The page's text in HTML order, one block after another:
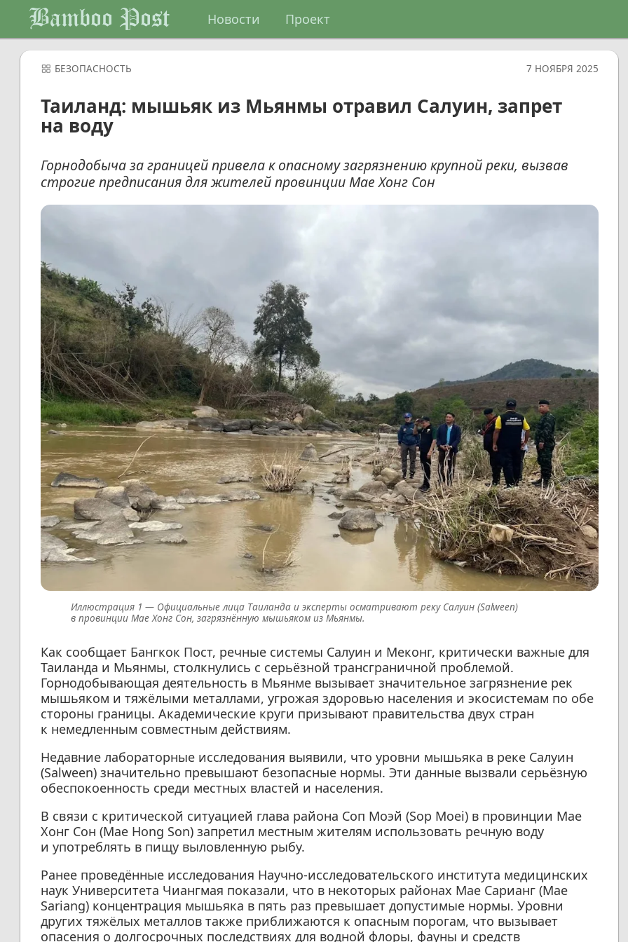
Bamboo Post Новости Проект
БЕЗОПАСНОСТЬ 7 НОЯБРЯ 2025
Таиланд: мышьяк из Мьянмы отравил Салуин, запрет
на воду
Горнодобыча за границей привела к опасному загрязнению крупной реки, вызвав
строгие предписания для жителей провинции Мае Хонг Сон
Официальные лица Таиланда и эксперты осматривают реку Салуин (Salween)
в провинции Мае Хонг Сон, загрязнённую мышьяком из Мьянмы.
Как сообщает Бангкок Пост, речные системы Салуин и Меконг, критически важные для
Таиланда и Мьянмы, столкнулись с серьёзной трансграничной проблемой.
Горнодобывающая деятельность в Мьянме вызывает значительное загрязнение рек
мышьяком и тяжёлыми металлами, угрожая здоровью населения и экосистемам по обе
стороны границы. Академические круги призывают правительства двух стран
к немедленным совместным действиям.
Недавние лабораторные исследования выявили, что уровни мышьяка в реке Салуин
(Salween) значительно превышают безопасные нормы. Эти данные вызвали серьёзную
обеспокоенность среди местных властей и населения.
В связи с критической ситуацией глава района Соп Моэй (Sop Moei) в провинции Мае
Хонг Сон (Mae Hong Son) запретил местным жителям использовать речную воду
и употреблять в пищу выловленную рыбу.
Ранее проведённые исследования Научно-исследовательского института медицинских
наук Университета Чиангмая показали, что в некоторых районах Мае Сарианг (Mae
Sariang) концентрация мышьяка в пять раз превышает допустимые нормы. Уровни
других тяжёлых металлов также приближаются к опасным порогам, что вызывает
опасения о долгосрочных последствиях для водной флоры, фауны и средств